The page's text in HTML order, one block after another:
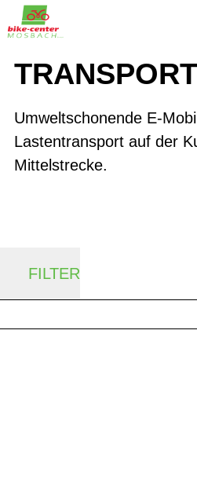
Umweltschonende E-
Lastentransport auf der
Mittelstrecke.
FILTER